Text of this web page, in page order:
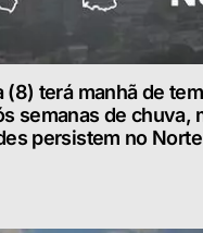
(8) terá manhã de
semanas de chuva,
persistem no Norte